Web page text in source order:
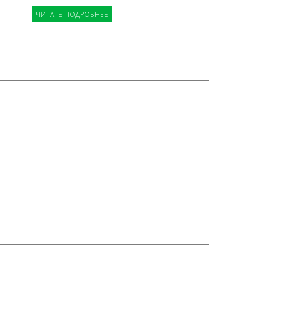
ЧИТАТЬ ПОДРОБНЕЕ